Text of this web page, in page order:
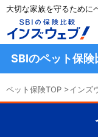
大切な家族を守るために
SBIのペット保険
ペット保険TOP >インズ